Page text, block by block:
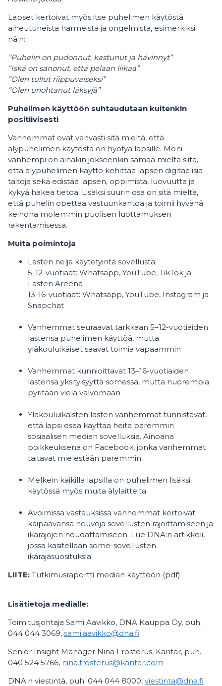
Lapset kertoivat myös itse puhelimen käytöstä
aiheutuneista harmeista ja ongelmista, esimerkiksi
näin:
”Puhelin on pudonnut, kastunut ja hävinnyt”
”Iskä on sanonut, että pelaan liikaa”
”Olen tullut riippuvaiseksi”
”Olen unohtanut läksyjä”
Puhelimen käyttöön suhtaudutaan kuitenkin
positiivisesti
Vanhemmat ovat vahvasti sitä mieltä, että
älypuhelimen käytöstä on hyötyä lapsille. Moni
vanhempi on ainakin jokseenkin samaa mieltä siitä,
että älypuhelimen käyttö kehittää lapsen digitaalisia
taitoja sekä edistää lapsen, oppimista, luovuutta ja
kykyä hakea tietoa. Lisäksi suurin osa on sitä mieltä,
että puhelin opettaa vastuunkantoa ja toimii hyvänä
keinona molemmin puolisen luottamuksen
rakentamisessa.
Muita poimintoja
Lasten neljä käytetyintä sovellusta:
5-12-vuotiaat: Whatsapp, YouTube, TikTok ja
Lasten Areena
13-16-vuotiaat: Whatsapp, YouTube, Instagram ja
Snapchat
Vanhemmat seuraavat tarkkaan 5–12-vuotiaiden
lastensa puhelimen käyttöä, mutta
yläkouluikäiset saavat toimia vapaammin
Vanhemmat kunnioittavat 13–16-vuotiaiden
lastensa yksityisyyttä somessa, mutta nuorempia
pyritään vielä valvomaan
Yläkouluikäisten lasten vanhemmat tunnistavat,
että lapsi osaa käyttää heitä paremmin
sosiaalisen median sovelluksia. Ainoana
poikkeuksena on Facebook, jonka vanhemmat
taitavat mielestään paremmin.
Melkein kaikilla lapsilla on puhelimen lisäksi
käytössä myös muita älylaitteita
Avoimissa vastauksissa vanhemmat kertoivat
kaipaavansa neuvoja sovellusten rajoittamiseen ja
ikärajojen noudattamiseen. Lue DNA:n artikkeli,
jossa käsitellään some-sovellusten
ikärajasuosituksia
LIITE: Tutkimusraportti median käyttöön (pdf)
Lisätietoja medialle:
Toimitusjohtaja Sami Aavikko, DNA Kauppa Oy, puh.
044 044 3069, sami.aavikko@dna.fi
Senior Insight Manager Nina Frosterus, Kantar, puh.
040 524 5766, nina.frosterus@kantar.com
DNA:n viestintä, puh. 044 044 8000, viestinta@dna.fi